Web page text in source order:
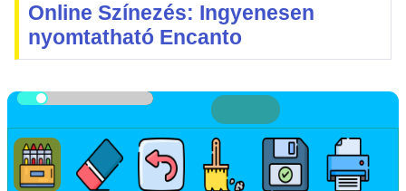
Online Színezés: Ingyenesen
nyomtatható Encanto